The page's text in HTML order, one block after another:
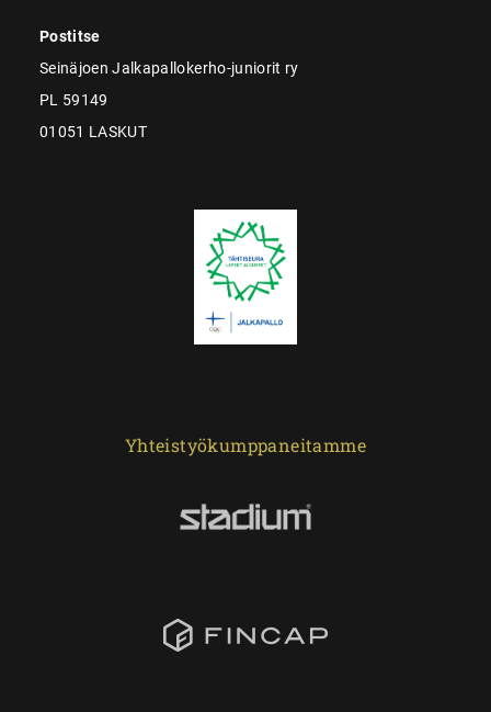
Postitse
Seinäjoen Jalkapallokerho-juniorit ry
PL 59149
01051 LASKUT
Yhteistyökumppaneitamme